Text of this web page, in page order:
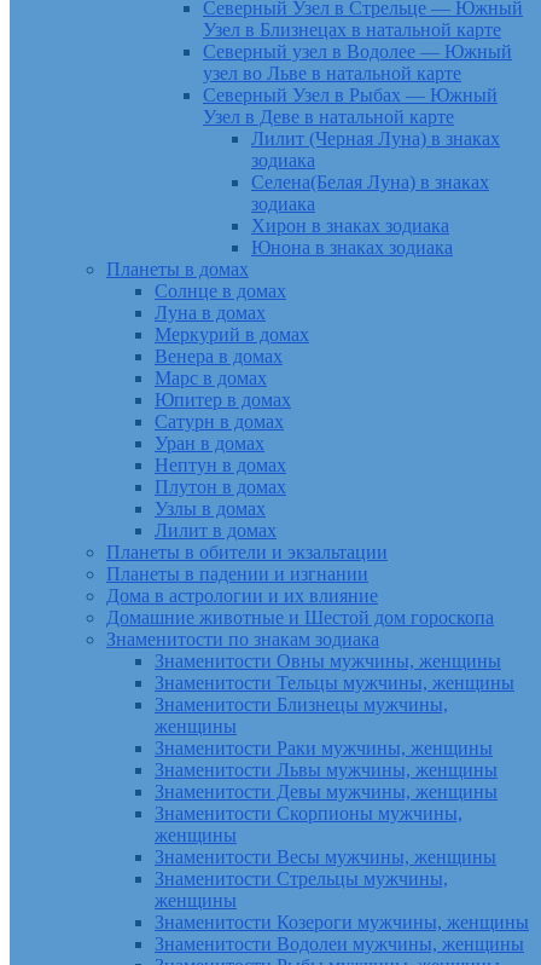
Северный Узел в Стрельце — Южный
Узел в Близнецах в натальной карте
Северный узел в Водолее — Южный
узел во Льве в натальной карте
Северный Узел в Рыбах — Южный
Узел в Деве в натальной карте
Лилит (Черная Луна) в знаках
зодиака
Селена(Белая Луна) в знаках
зодиака
Хирон в знаках зодиака
Юнона в знаках зодиака
Планеты в домах
Солнце в домах
Луна в домах
Меркурий в домах
Венера в домах
Марс в домах
Юпитер в домах
Сатурн в домах
Уран в домах
Нептун в домах
Плутон в домах
Узлы в домах
Лилит в домах
Планеты в обители и экзальтации
Планеты в падении и изгнании
Дома в астрологии и их влияние
Домашние животные и Шестой дом гороскопа
Знаменитости по знакам зодиака
Знаменитости Овны мужчины, женщины
Знаменитости Тельцы мужчины, женщины
Знаменитости Близнецы мужчины,
женщины
Знаменитости Раки мужчины, женщины
Знаменитости Львы мужчины, женщины
Знаменитости Девы мужчины, женщины
Знаменитости Скорпионы мужчины,
женщины
Знаменитости Весы мужчины, женщины
Знаменитости Стрельцы мужчины,
женщины
Знаменитости Козероги мужчины, женщины
Знаменитости Водолеи мужчины, женщины